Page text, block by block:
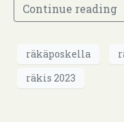
Continue reading
räkäposkella
räkis 2023